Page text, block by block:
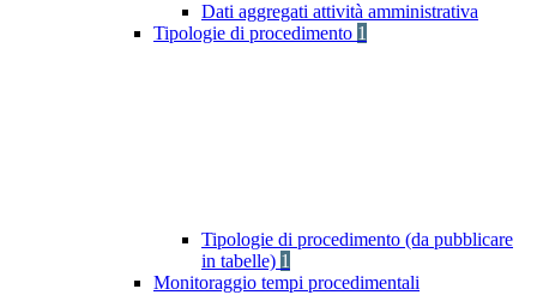
Dati aggregati attività amministrativa
Tipologie di procedimento 1
Tipologie di procedimento (da pubblicare
in tabelle) 1
Monitoraggio tempi procedimentali